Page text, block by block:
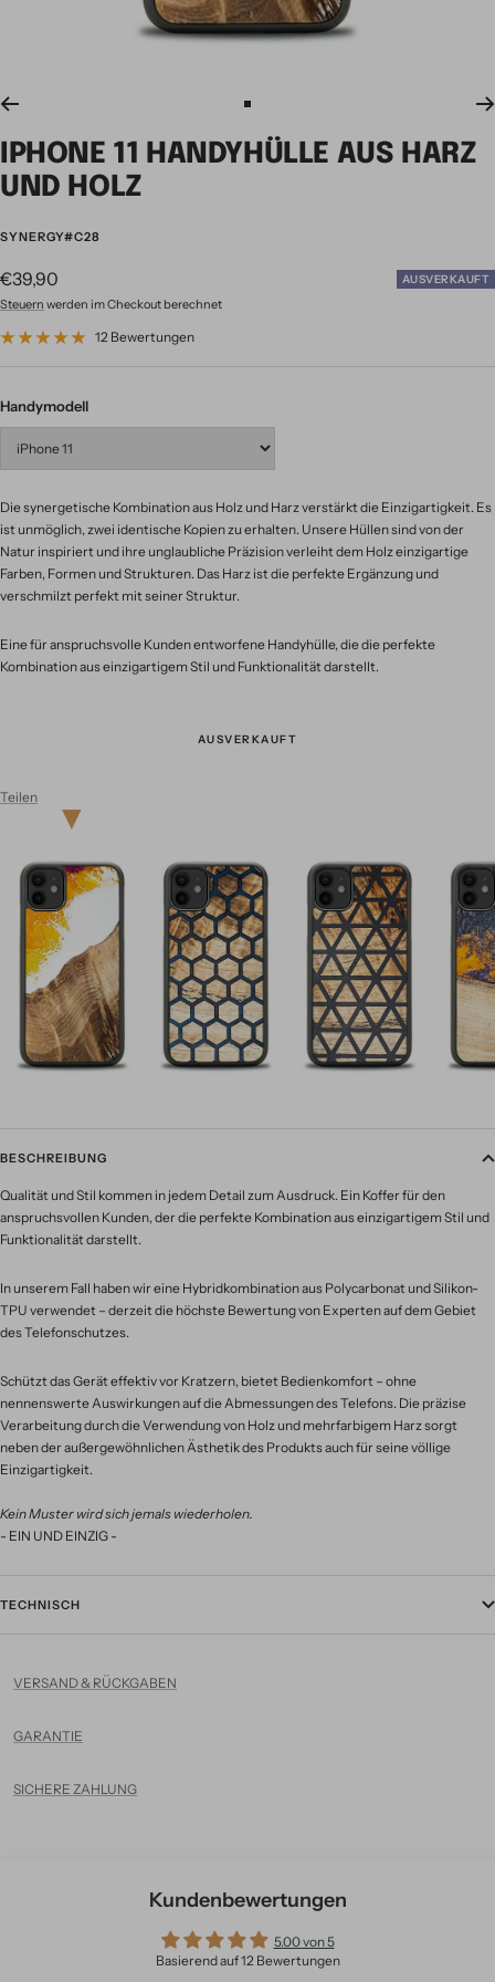
Zur
Slide
IPHONE 11 HANDYHÜLLE AUS HARZ
UND HOLZ
SYNERGY#C28
Angebotspreis
€39,90 AUSVERKAUFT
Steuern werden im Checkout berechnet
12 Bewertungen
Handymodell
Die synergetische Kombination aus Holz und Harz verstärkt die Einzigartigkeit. Es
ist unmöglich, zwei identische Kopien zu erhalten. Unsere Hüllen sind von der
Natur inspiriert und ihre unglaubliche Präzision verleiht dem Holz einzigartige
Farben, Formen und Strukturen. Das Harz ist die perfekte Ergänzung und
verschmilzt perfekt mit seiner Struktur.
Eine für anspruchsvolle Kunden entworfene Handyhülle, die die perfekte
Kombination aus einzigartigem Stil und Funktionalität darstellt.
AUSVERKAUFT
Teilen
BESCHREIBUNG
Qualität und Stil kommen in jedem Detail zum Ausdruck. Ein Koffer für den
anspruchsvollen Kunden, der die perfekte Kombination aus einzigartigem Stil und
Funktionalität darstellt.
In unserem Fall haben wir eine Hybridkombination aus Polycarbonat und Silikon-
TPU verwendet – derzeit die höchste Bewertung von Experten auf dem Gebiet
des Telefonschutzes.
Schützt das Gerät effektiv vor Kratzern, bietet Bedienkomfort – ohne
nennenswerte Auswirkungen auf die Abmessungen des Telefons. Die präzise
Verarbeitung durch die Verwendung von Holz und mehrfarbigem Harz sorgt
neben der außergewöhnlichen Ästhetik des Produkts auch für seine völlige
Einzigartigkeit.
Kein Muster wird sich jemals wiederholen.
- EIN UND EINZIG -
TECHNISCH
VERSAND & RÜCKGABEN
GARANTIE
SICHERE ZAHLUNG
Kundenbewertungen
5.00 von 5
Basierend auf 12 Bewertungen